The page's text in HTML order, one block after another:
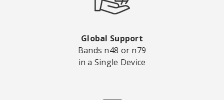
Global Support
Bands n48 or n79
in a Single Device